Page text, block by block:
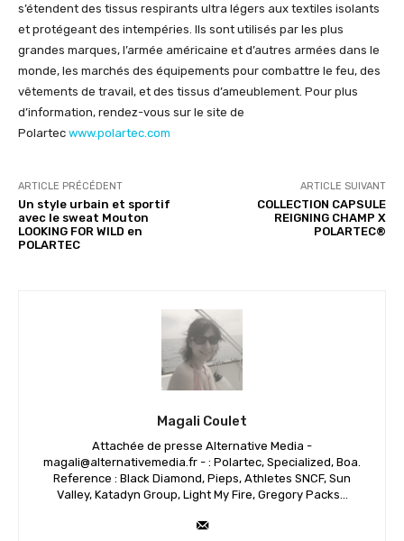
s’étendent des tissus respirants ultra légers aux textiles isolants
et protégeant des intempéries. Ils sont utilisés par les plus
grandes marques, l’armée américaine et d’autres armées dans le
monde, les marchés des équipements pour combattre le feu, des
vêtements de travail, et des tissus d’ameublement. Pour plus
d’information, rendez-vous sur le site de
Polartec www.polartec.com
ARTICLE PRÉCÉDENT
Un style urbain et sportif
avec le sweat Mouton
LOOKING FOR WILD en
POLARTEC
ARTICLE SUIVANT
COLLECTION CAPSULE
REIGNING CHAMP X
POLARTEC®
Magali Coulet
Attachée de presse Alternative Media -
magali@alternativemedia.fr - : Polartec, Specialized, Boa.
Reference : Black Diamond, Pieps, Athletes SNCF, Sun
Valley, Katadyn Group, Light My Fire, Gregory Packs...